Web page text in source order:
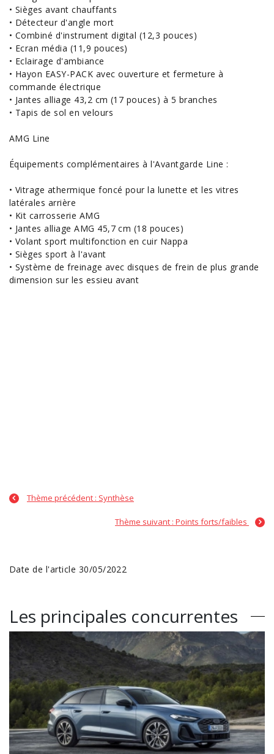
• Sièges avant chauffants
• Détecteur d'angle mort
• Combiné d'instrument digital (12,3 pouces)
• Ecran média (11,9 pouces)
• Eclairage d'ambiance
• Hayon EASY-PACK avec ouverture et fermeture à
commande électrique
• Jantes alliage 43,2 cm (17 pouces) à 5 branches
• Tapis de sol en velours
AMG Line
Équipements complémentaires à l'Avantgarde Line :
• Vitrage athermique foncé pour la lunette et les vitres
latérales arrière
• Kit carrosserie AMG
• Jantes alliage AMG 45,7 cm (18 pouces)
• Volant sport multifonction en cuir Nappa
• Sièges sport à l'avant
• Système de freinage avec disques de frein de plus grande
dimension sur les essieu avant
Thème précédent : Synthèse
Thème suivant : Points forts/faibles
Date de l'article 30/05/2022
Les principales concurrentes